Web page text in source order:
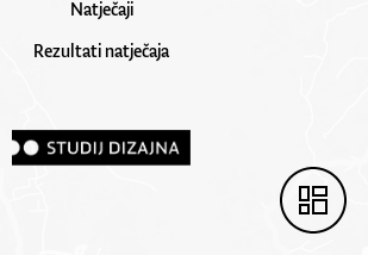
Natječaji
Rezultati natječaja